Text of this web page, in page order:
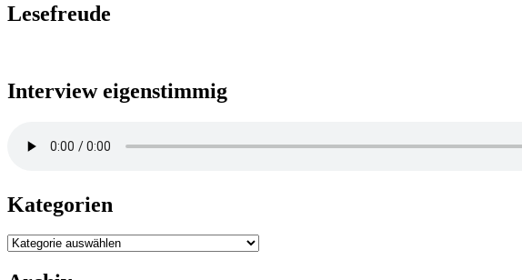
Lesefreude
Interview eigenstimmig
Kategorien
Kategorien